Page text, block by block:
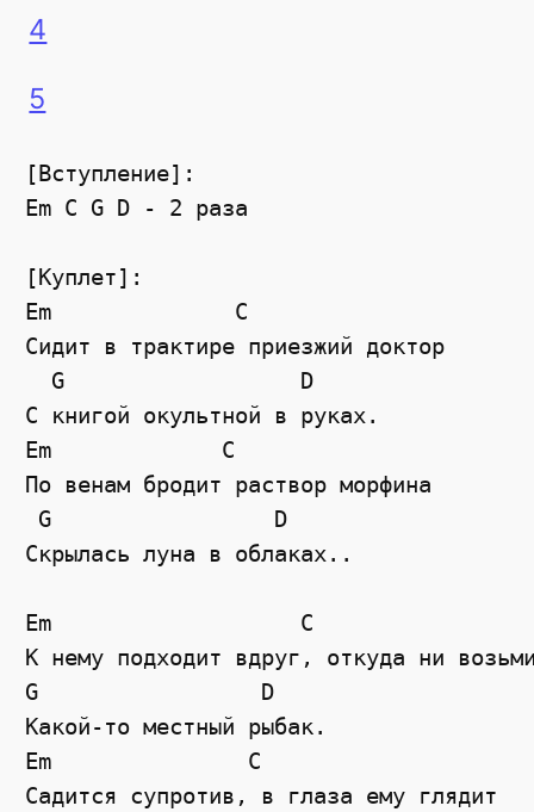
4
5
[Вступление]:
Em C G D - 2 раза
[Куплет]:
Em              C
Сидит в трактире приезжий доктор
  G                  D
С книгой окультной в руках.
Em             C
По венам бродит раствор морфина
G                 D
Скрылась луна в облаках..
Em                   C
К нему подходит вдруг, откуда ни
G                 D
Какой-то местный рыбак.
Em               C
Садится супротив, в глаза ему глядит